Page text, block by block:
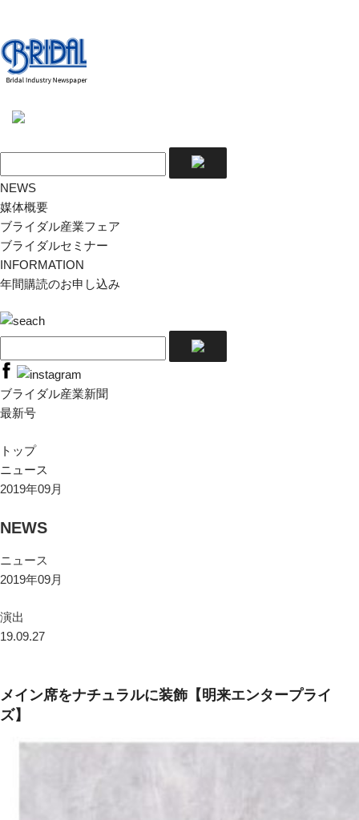
NEWS
媒体概要
ブライダル産業フェア
ブライダルセミナー
INFORMATION
年間購読のお申し込み
ブライダル産業新聞
最新号
トップ
ニュース
2019年09月
NEWS
ニュース
2019年09月
演出
19.09.27
メイン席をナチュラルに装飾【明来エンタープライ
ズ】